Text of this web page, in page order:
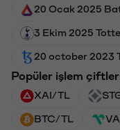
20 Ocak 2025
3 Ekim 2025
20 october 2023
Popüler işlem
XAI/TL
BTC/TL